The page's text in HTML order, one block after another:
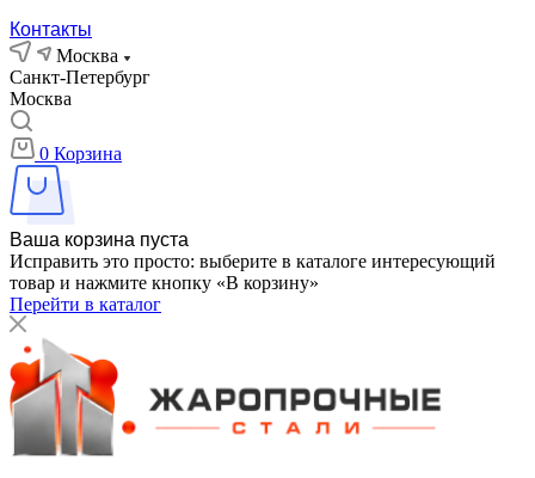
Контакты
Москва
Санкт-Петербург
Москва
0 Корзина
Ваша корзина пуста
Исправить это просто: выберите в каталоге интересующий
товар и нажмите кнопку «В корзину»
Перейти в каталог